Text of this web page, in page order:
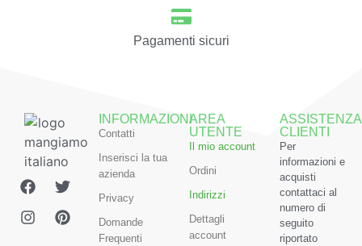
Pagamenti sicuri
INFORMAZIONI
Contatti
Inserisci la tua
azienda
Privacy
Domande
Frequenti
AREA
UTENTE
Il mio account
Ordini
Indirizzi
Dettagli
account
ASSISTENZA
CLIENTI
Per
informazioni e
acquisti
contattaci al
numero di
seguito
riportato